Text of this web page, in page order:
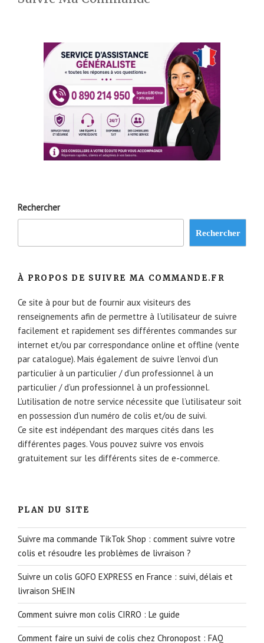
Rechercher
Rechercher
À PROPOS DE SUIVRE MA COMMANDE.FR
Ce site à pour but de fournir aux visiteurs des
renseignements afin de permettre à l’utilisateur de suivre
facilement et rapidement ses différentes commandes sur
internet et/ou par correspondance online et offline (vente
par catalogue). Mais également de suivre l’envoi d’un
particulier à un particulier / d’un professionnel à un
particulier / d’un professionnel à un professionnel.
L’utilisation de notre service nécessite que l’utilisateur soit
en possession d’un numéro de colis et/ou de suivi.
Ce site est indépendant des marques cités dans les
différentes pages. Vous pouvez suivre vos envois
gratuitement sur les différents sites de e-commerce.
PLAN DU SITE
Suivre ma commande TikTok Shop : comment suivre votre
colis et résoudre les problèmes de livraison ?
Suivre un colis GOFO EXPRESS en France : suivi, délais et
livraison SHEIN
Comment suivre mon colis CIRRO : Le guide
Comment faire un suivi de colis chez Chronopost : FAQ